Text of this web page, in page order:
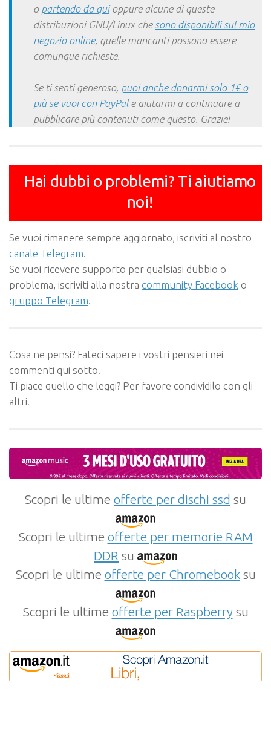
o partendo da quioppure alcune di queste
distribuzioni GNU/Linux che sono disponibili sul mio
negozio online, quelle mancanti possono essere
comunque richieste.
Se ti senti generoso, puoi anche donarmi solo 1€ o
più se vuoi con PayPale aiutarmi a continuare a
pubblicare più contenuti come questo. Grazie!
Hai dubbi o problemi? Ti aiutiamo
noi!
Se vuoi rimanere sempre aggiornato, iscriviti al nostro
canale Telegram.
Se vuoi ricevere supporto per qualsiasi dubbio o
problema, iscriviti alla nostra community Facebook o
gruppo Telegram.
Cosa ne pensi? Fateci sapere i vostri pensieri nei
commenti qui sotto.
Ti piace quello che leggi? Per favore condividilo con gli
altri.
Scopri le ultime offerte per dischi ssd su
Scopri le ultime offerte per memorie RAM
DDR su
Scopri le ultime offerte per Chromebooksu
Scopri le ultime offerte per Raspberrysu